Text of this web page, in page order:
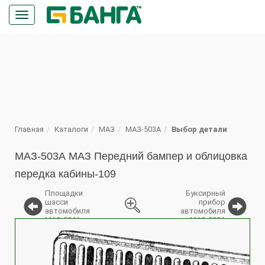
Кнопка
меню
Главная Каталоги МАЗ МАЗ-503А Выбор детали
МАЗ-503А МАЗ Передний бампер и облицовка
передка кабины-109
Площадки
шасси
автомобиля
МАЗ-504А
Буксирный
прибор
автомобиля
МАЗ-500А